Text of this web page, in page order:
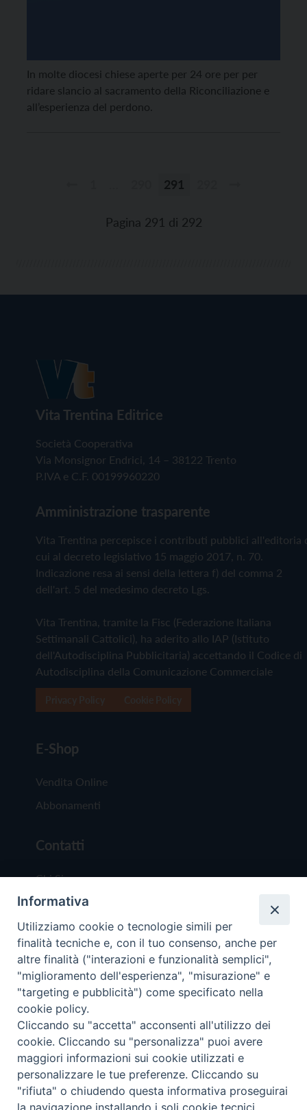
In molte diocesi chiese aperte per 24 ore per per
ridare slancio al sacramento della Riconciliazione e
all’esperienza del perdono.
Paginazione
articoli
291
Pagina 291 di 292
Vita Trentina Editrice
Società Cooperativa
Via Monsignor Endrici, 14 – 38122 Trento
P.IVA e C.F. 00199960220
Amministrazione trasparente
Vita Trentina percepisce i contributi pubblici all'editoria
cui al decreto legislativo 15 maggio 2017, n. 70.
Indicazione resa ai sensi della lettera f) del comma 2
dell'art. 5 del medesimo decreto Lgs.
Vita Trentina, tramite la Fisc (Federazione Italiana
Settimanali Cattolici), ha aderito allo IAP (Istituto
dell'Autodisciplina Pubblicitaria) accettando il Codice di
Autodisciplina della Comunicazione Commerciale
E-Shop
Vendita Online
Abbonamenti
Contatti
Chi Siamo
Redazione
Scrivici
Copyright © 2019 - Tutti i diritti riservati - Vita
Trentina Editrice
Privacy Policy
Torna
Informativa
Utilizziamo cookie o tecnologie simili per
finalità tecniche e, con il tuo consenso, anche per
altre finalità ("interazioni e funzionalità semplici",
"miglioramento dell'esperienza", "misurazione" e
"targeting e pubblicità") come specificato nella
cookie policy.
Cliccando su "accetta" acconsenti all'utilizzo dei
cookie. Cliccando su "personalizza" puoi avere
maggiori informazioni sui cookie utilizzati e
personalizzare le tue preferenze. Cliccando su
"rifiuta" o chiudendo questa informativa proseguirai